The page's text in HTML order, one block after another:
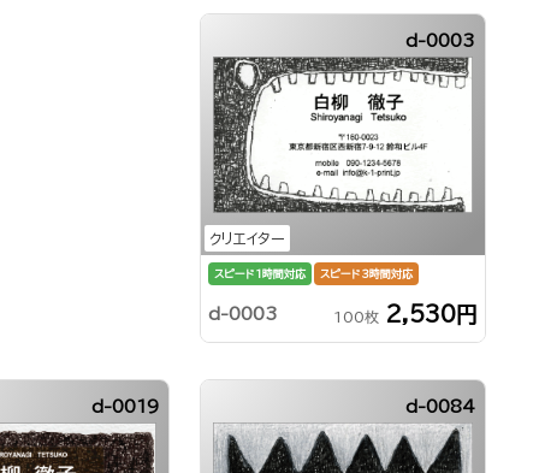
クリエイター
d-0003
スピード1時間対応 スピード3時間対応
d-0003 100枚 2,530円
d-0019 d-0084